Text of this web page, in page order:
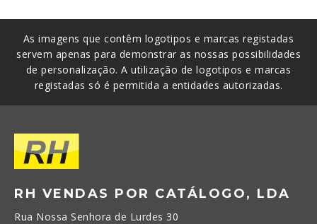
As imagens que contêm logotipos e marcas registadas
servem apenas para demonstrar as nossas possibilidades
de personalização. A utilização de logotipos e marcas
registadas só é permitida a entidades autorizadas.
RH VENDAS POR CATÁLOGO, LDA
Rua Nossa Senhora de Lurdes 30